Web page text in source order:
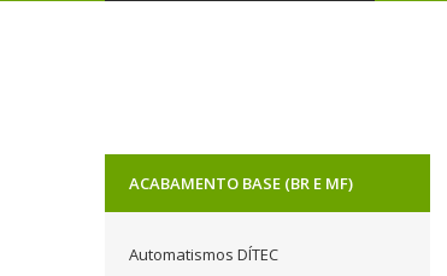
ACABAMENTO BASE (BR E MF)
Automatismos DÍTEC